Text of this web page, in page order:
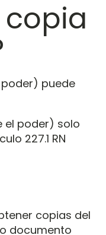
puede
el poder) solo
227.1 RN
copias del
documento